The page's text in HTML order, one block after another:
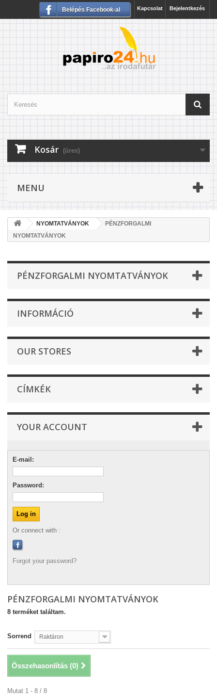
Bejelentkezés
Kapcsolat
Belépés Facebook-al
Kosár (üres)
MENU
NYOMTATVÁNYOK
PÉNZFORGALMI
NYOMTATVÁNYOK
PÉNZFORGALMI NYOMTATVÁNYOK
INFORMÁCIÓ
OUR STORES
CÍMKÉK
YOUR ACCOUNT
E-mail:
Password:
Or connect with :
Forgot your password?
PÉNZFORGALMI NYOMTATVÁNYOK
8 terméket találtam.
Sorrend Raktáron
Összehasonlítás (0)
Mutat 1 - 8 / 8